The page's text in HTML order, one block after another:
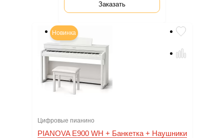
Заказать
Новинка
Цифровые пианино
PIANOVA E900 WH + Банкетка + Наушники